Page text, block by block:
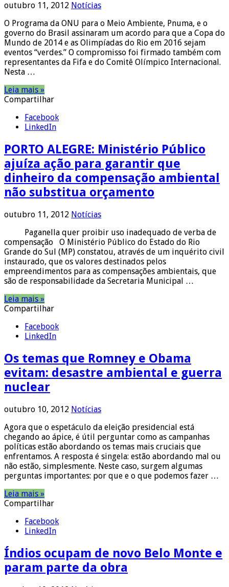
outubro 11, 2012 Notícias
O Programa da ONU para o Meio Ambiente, Pnuma, e o
governo do Brasil assinaram um acordo para que a Copa do
Mundo de 2014 e as Olimpíadas do Rio em 2016 sejam
eventos “verdes.” O compromisso foi firmado também com
representantes da Fifa e do Comitê Olímpico Internacional.
Nesta …
Leia mais »
Compartilhar
Facebook
LinkedIn
PORTO ALEGRE: Ministério Público
ajuíza ação para garantir que
dinheiro da compensação ambiental
não substitua orçamento
outubro 11, 2012 Notícias
Paganella quer proibir uso inadequado de verba de
compensação O Ministério Público do Estado do Rio
Grande do Sul (MP) constatou, através de um inquérito civil
instaurado, que os valores destinados pelos
empreendimentos para as compensações ambientais, que
são de responsabilidade da Secretaria Municipal …
Leia mais »
Compartilhar
Facebook
LinkedIn
Os temas que Romney e Obama
evitam: desastre ambiental e guerra
nuclear
outubro 10, 2012 Notícias
Agora que o espetáculo da eleição presidencial está
chegando ao ápice, é útil perguntar como as campanhas
políticas estão abordando os temas mais cruciais que
enfrentamos. A resposta é singela: estão abordando mal ou
não estão, simplesmente. Neste caso, surgem algumas
perguntas importantes: por que e o que podemos fazer …
Leia mais »
Compartilhar
Facebook
LinkedIn
Índios ocupam de novo Belo Monte e
param parte da obra